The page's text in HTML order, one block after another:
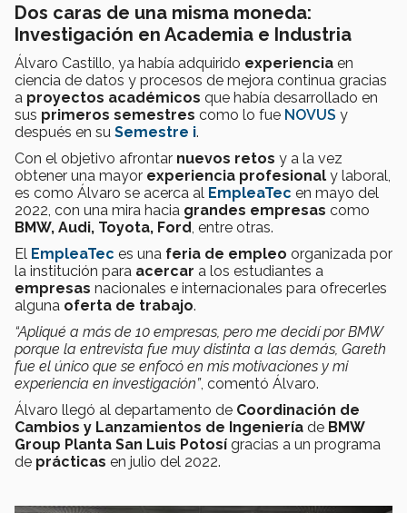
Dos caras de una misma moneda:
Investigación en Academia e Industria
Álvaro Castillo, ya había adquirido experiencia en
ciencia de datos y procesos de mejora continua gracias
a proyectos académicos que había desarrollado en
sus primeros semestres como lo fue NOVUS y
después en su Semestre i.
Con el objetivo afrontar nuevos retos y a la vez
obtener una mayor experiencia profesional y laboral,
es como Álvaro se acerca al EmpleaTec en mayo del
2022, con una mira hacia grandes empresas como
BMW, Audi, Toyota, Ford , entre otras.
El EmpleaTec es una feria de empleo organizada por
la institución para acercar a los estudiantes a
empresas nacionales e internacionales para ofrecerles
alguna oferta de trabajo.
“Apliqué a más de 10 empresas, pero me decidí por BMW
porque la entrevista fue muy distinta a las demás, Gareth
fue el único que se enfocó en mis motivaciones y mi
experiencia en investigación”, comentó Álvaro.
Álvaro llegó al departamento de Coordinación de
Cambios y Lanzamientos de Ingeniería de BMW
Group Planta San Luis Potosí gracias a un programa
de prácticas en julio del 2022.